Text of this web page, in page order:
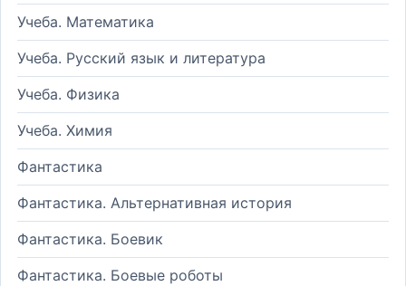
Учеба. Математика
Учеба. Русский язык и литература
Учеба. Физика
Учеба. Химия
Фантастика
Фантастика. Альтернативная история
Фантастика. Боевик
Фантастика. Боевые роботы